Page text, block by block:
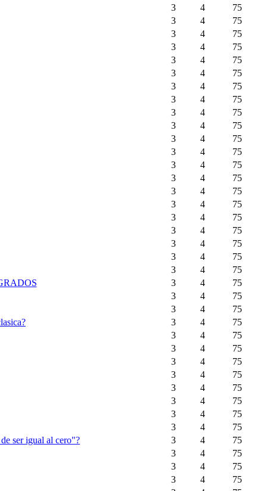
3
4
75
3
4
75
3
4
75
3
4
75
3
4
75
3
4
75
3
4
75
3
4
75
3
4
75
3
4
75
3
4
75
3
4
75
3
4
75
3
4
75
3
4
75
3
4
75
3
4
75
3
4
75
3
4
75
3
4
75
3
4
75
3 4
75
3
4
75
3
4
75
3 4
75
3
4
75
3
4
75
3
4
75
3
4
75
3
4
75
3
4
75
3
4
75
3
4
75
ser igual al cero"?
3 4
75
3
4
75
3
4
75
3
4
75